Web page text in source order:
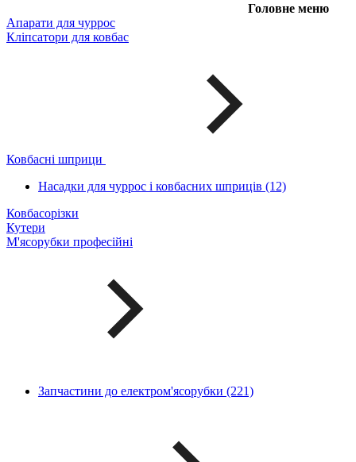
Головне меню
Апарати для чуррос
Кліпсатори для ковбас
Ковбасні шприци
Насадки для чуррос і ковбасних шприців (12)
Ковбасорізки
Кутери
М'ясорубки професійні
Запчастини до електром'ясорубки (221)